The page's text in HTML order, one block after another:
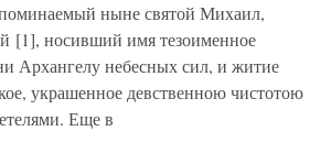
ныне святой Михаил,
[1], носивший имя тезоименное
Архангелу небесных сил, и житие
украшенное девственною чистотою
Еще в